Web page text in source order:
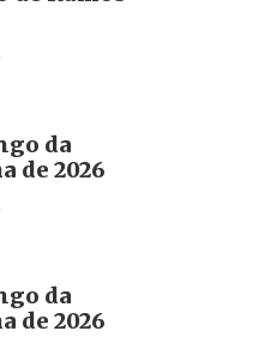
da
de 2026
da
de 2026